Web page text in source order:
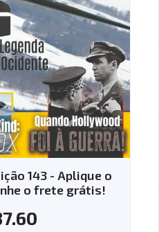
143 - Aplique o
o frete grátis!